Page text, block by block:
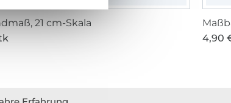
21 cm-Skala
4,90